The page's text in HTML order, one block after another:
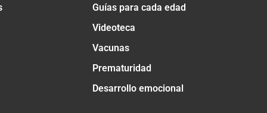
Guías para cada edad
Videoteca
Vacunas
Prematuridad
Desarrollo emocional